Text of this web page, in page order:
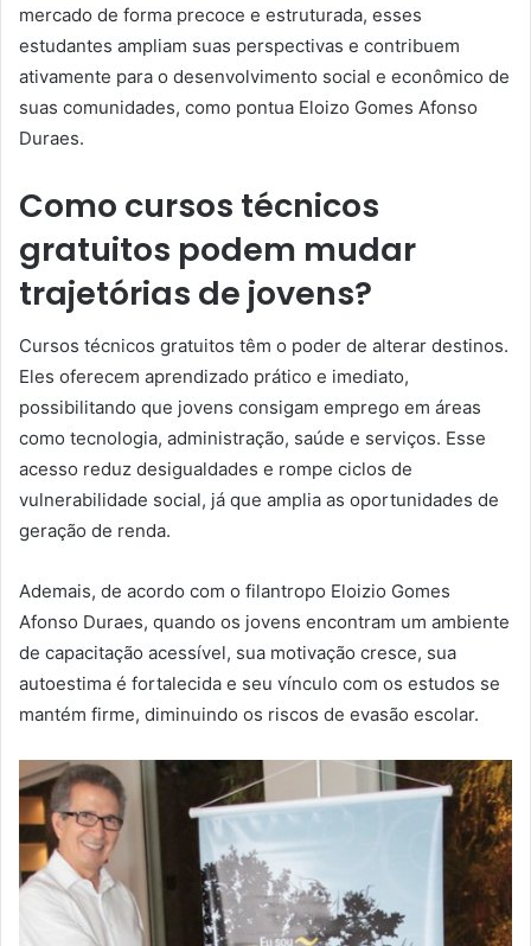
mercado de forma precoce e estruturada, esses
estudantes ampliam suas perspectivas e contribuem
ativamente para o desenvolvimento social e econômico de
suas comunidades, como pontua Eloizo Gomes Afonso
Duraes.
Como cursos técnicos
gratuitos podem mudar
trajetórias de jovens?
Cursos técnicos gratuitos têm o poder de alterar destinos.
Eles oferecem aprendizado prático e imediato,
possibilitando que jovens consigam emprego em áreas
como tecnologia, administração, saúde e serviços. Esse
acesso reduz desigualdades e rompe ciclos de
vulnerabilidade social, já que amplia as oportunidades de
geração de renda.
Ademais, de acordo com o filantropo Eloizio Gomes
Afonso Duraes, quando os jovens encontram um ambiente
de capacitação acessível, sua motivação cresce, sua
autoestima é fortalecida e seu vínculo com os estudos se
mantém firme, diminuindo os riscos de evasão escolar.